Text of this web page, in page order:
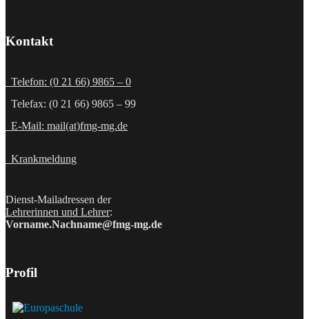
Kontakt
Telefon: (0 21 66) 9865 – 0
Telefax: (0 21 66) 9865 – 99
E-Mail: mail(at)fmg-mg.de
Krankmeldung
Dienst-Mailadressen der
Lehrerinnen und Lehrer:
Vorname.Nachname@fmg-mg.de
Profil